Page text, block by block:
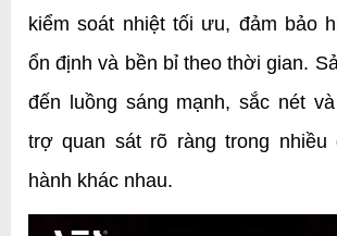
kiểm soát nhiệt tối ưu, đảm bảo
ổn định và bền bỉ theo thời gian.
đến luồng sáng mạnh, sắc nét
trợ quan sát rõ ràng trong nhiều
hành khác nhau.